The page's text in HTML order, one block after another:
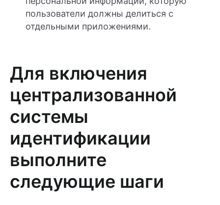
пользователи должны делиться с
отдельными приложениями.
Для включения
централизованной
системы
идентификации
выполните
следующие шаги